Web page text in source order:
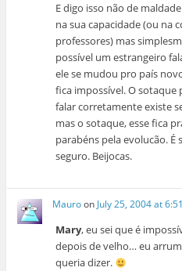
E digo isso não de
na sua capacidade (ou na
professores) mas
possível um estrangeiro
ele se mudou pro país
fica impossível. O sotaque
falar corretamente existe
mas o sotaque, esse fica
parabéns pela evolucão.
seguro. Beijocas.
MauroonJuly 25, 2004 at
Mary, eu sei que é
depois de velho… eu
queria dizer.